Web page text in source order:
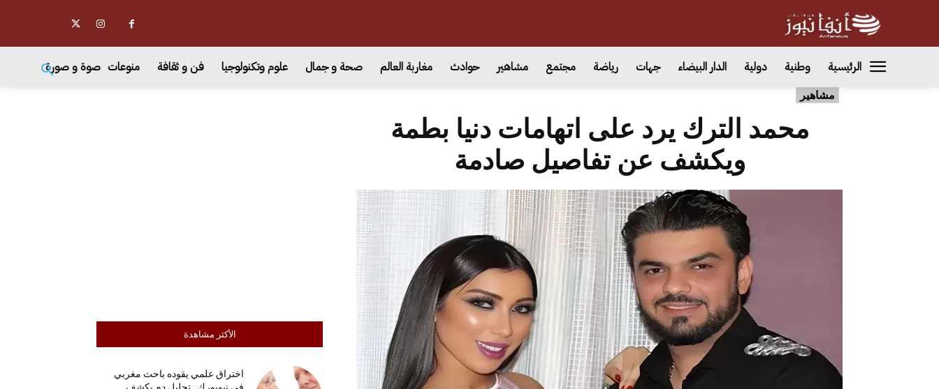
الرئيسية وطنية دولية الدار البيضاء جهات رياضة مجتمع مشاهير حوادث مغاربة العالم صحة و جمال علوم وتكنولوجيا فن و ثقافة منوعات صوة و صورة
مشاهير
الأكثر مشاهدة
اختراق علمي يقوده باحث مغربي
محمد الترك يرد على اتهامات دنيا بطمة
ويكشف عن تفاصيل صادمة